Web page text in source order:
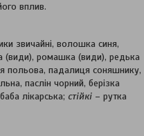
вплив.
звичайні, волошка синя,
(види), ромашка (види), редька
польова, падалиця соняшнику,
паслін чорний, берізка
лікарська; стійкі – рутка